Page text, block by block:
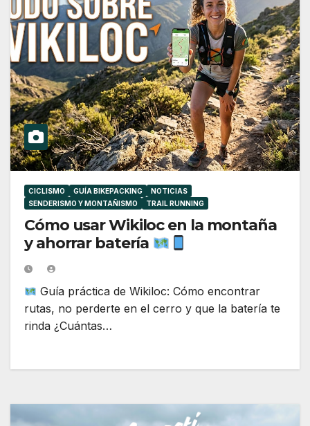
CICLISMO GUÍA BIKEPACKING
NOTICIAS
SENDERISMO Y MONTAÑISMO
TRAIL RUNNING
Cómo usar Wikiloc en la montaña
y ahorrar batería
Guía práctica de Wikiloc: Cómo encontrar
rutas, no perderte en el cerro y que la batería te
rinda ¿Cuántas…